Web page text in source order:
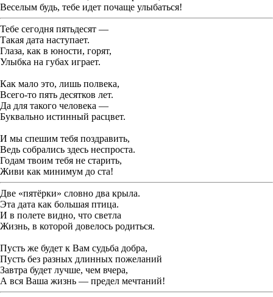
Веселым будь, тебе идет почаще улыбаться!
Тебе сегодня пятьдесят —
Такая дата наступает.
Глаза, как в юности, горят,
Улыбка на губах играет.
Как мало это, лишь полвека,
Всего-то пять десятков лет.
Да для такого человека —
Буквально истинный расцвет.
И мы спешим тебя поздравить,
Ведь собрались здесь неспроста.
Годам твоим тебя не старить,
Живи как минимум до ста!
Две «пятёрки» словно два крыла.
Эта дата как большая птица.
И в полете видно, что светла
Жизнь, в которой довелось родиться.
Пусть же будет к Вам судьба добра,
Пусть без разных длинных пожеланий
Завтра будет лучше, чем вчера,
А вся Ваша жизнь — предел мечтаний!